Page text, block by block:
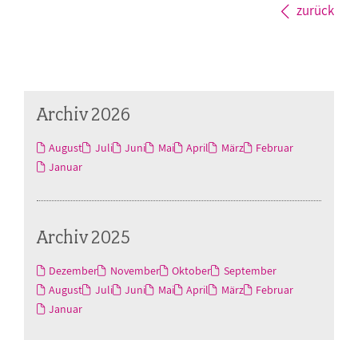
zurück
Archiv 2026
August Juli Juni Mai April März
Februar
Januar
Archiv 2025
Dezember November Oktober
September
August
Juli Juni Mai April März
Februar
Januar